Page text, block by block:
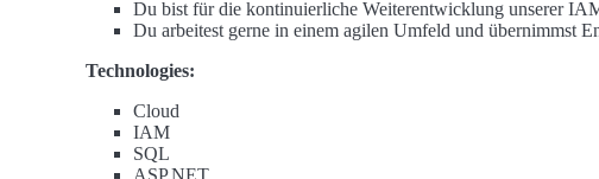
Du bist für die kontinuierliche Weiterentwicklung unserer
Du arbeitest gerne in einem agilen Umfeld und übernimmst
Technologies:
Cloud
IAM
SQL
ASP.NET